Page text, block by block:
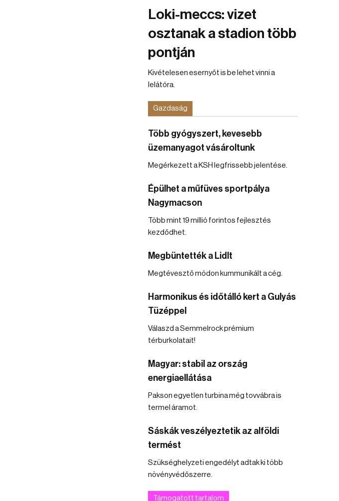
Loki-meccs: vizet
osztanak a stadion több
pontján
Kivételesen esernyőt is be lehet vinni a
lelátóra.
Gazdaság
Több gyógyszert, kevesebb
üzemanyagot vásároltunk
Megérkezett a KSH legfrissebb jelentése.
Épülhet a műfüves sportpálya
Nagymacson
Több mint 19 millió forintos fejlesztés
kezdődhet.
Megbüntették a Lidlt
Megtévesztő módon kummunikált a cég.
Harmonikus és időtálló kert a Gulyás
Tüzéppel
Válaszd a Semmelrock prémium
térburkolatait!
Magyar: stabil az ország
energiaellátása
Pakson egyetlen turbina még tovvábra is
termel áramot.
Sáskák veszélyeztetik az alföldi
termést
Szükséghelyzeti engedélyt adtak ki több
növényvédőszerre.
Támogatott tartalom